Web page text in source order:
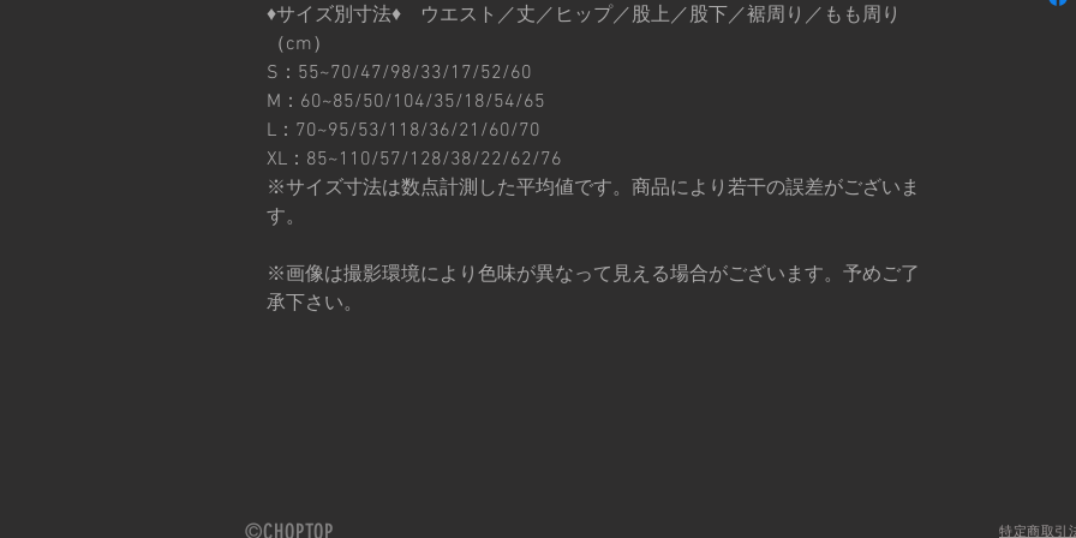
♦︎サイズ別寸法♦︎ ウエスト／丈／ヒップ／股上／股下／裾周り／もも周り
（cm）
S：55~70/47/98/33/17/52/60
M：60~85/50/104/35/18/54/65
L：70~95/53/118/36/21/60/70
XL：85~110/57/128/38/22/62/76
※サイズ寸法は数点計測した平均値です。商品により若干の誤差がございま
す。
※画像は撮影環境により色味が異なって見える場合がございます。予めご了
承下さい。
©CHOPTOP 特定商取引